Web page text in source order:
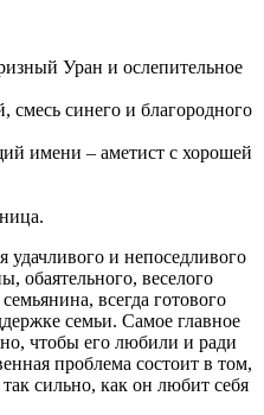
Уран и ослепительное
синего и благородного
имени – аметист с хорошей
удачливого и непоседливого
обаятельного, веселого
всегда готового
семьи. Самое главное
чтобы его любили и ради
проблема состоит в том,
сильно, как он любит себя